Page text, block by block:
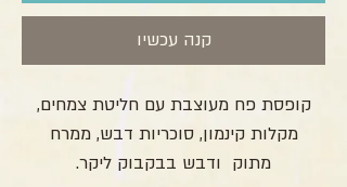
קנה עכשיו
קופסת פח מעוצבת עם חליטת צמחים,
מקלות קינמון, סוכריות דבש, ממרח
מתוק ודבש בבקבוק ליקר.